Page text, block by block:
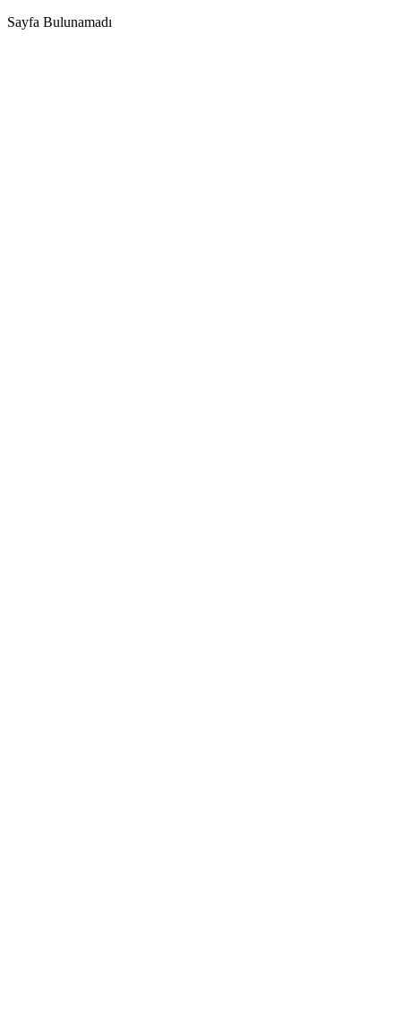
Sayfa Bulunamadı